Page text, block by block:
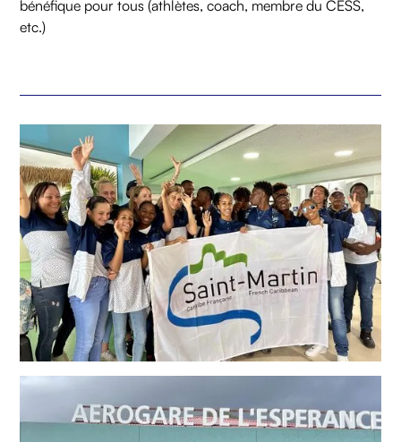
bénéfique pour tous (athlètes, coach, membre du CESS,
etc.)